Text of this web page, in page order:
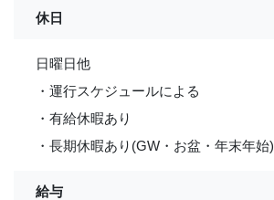
休日
日曜日他
・運行スケジュールによる
・有給休暇あり
・長期休暇あり(GW・お盆・年末年始)
給与